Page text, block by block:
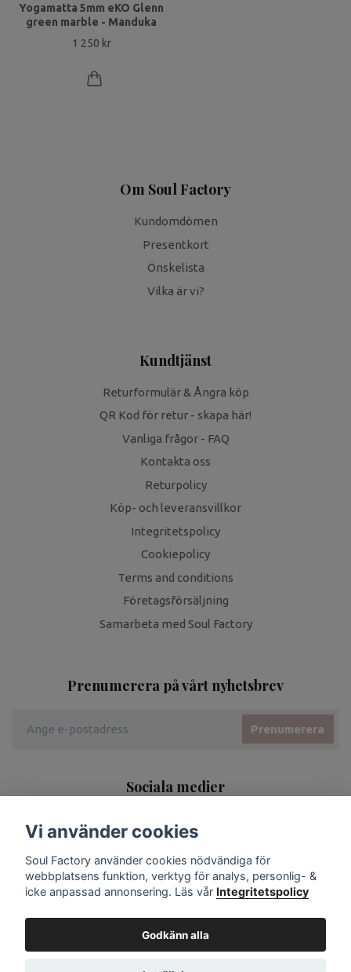
Yogamatta 5mm eKO Glenn
green marble - Manduka
1 250 kr
Om Soul Factory
Kundomdömen
Presentkort
Önskelista
Vilka är vi?
Kundtjänst
Returformulär & Ångra köp
QR Kod för retur - skapa här!
Vanliga frågor - FAQ
Kontakta oss
Returpolicy
Köp- och leveransvillkor
Integritetspolicy
Cookiepolicy
Terms and conditions
Företagsförsäljning
Samarbeta med Soul Factory
Prenumerera på vårt nyhetsbrev
Prenumerera
Sociala medier
Vi använder cookies
Soul Factory använder cookies nödvändiga för
webbplatsens funktion, verktyg för analys, personlig- &
icke anpassad annonsering. Läs vår Integritetspolicy
Godkänn alla